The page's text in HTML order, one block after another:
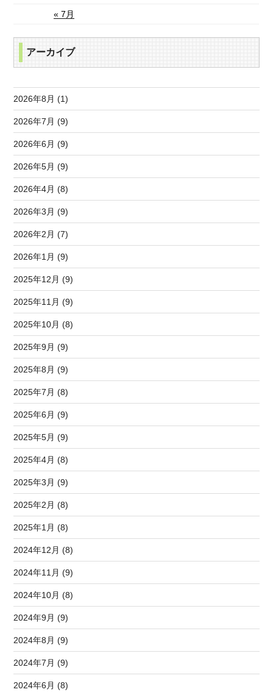
« 7月
アーカイブ
2026年8月 (1)
2026年7月 (9)
2026年6月 (9)
2026年5月 (9)
2026年4月 (8)
2026年3月 (9)
2026年2月 (7)
2026年1月 (9)
2025年12月 (9)
2025年11月 (9)
2025年10月 (8)
2025年9月 (9)
2025年8月 (9)
2025年7月 (8)
2025年6月 (9)
2025年5月 (9)
2025年4月 (8)
2025年3月 (9)
2025年2月 (8)
2025年1月 (8)
2024年12月 (8)
2024年11月 (9)
2024年10月 (8)
2024年9月 (9)
2024年8月 (9)
2024年7月 (9)
2024年6月 (8)